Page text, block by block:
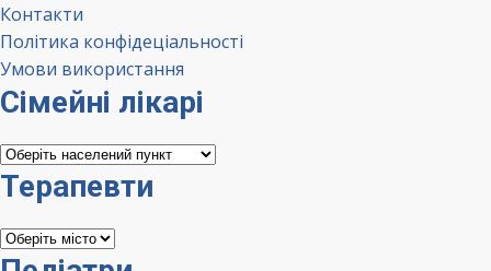
Контакти
Політика конфідеціальності
Умови використання
Сімейні лікарі
Сімейні
лікарі
Терапевти
Терапевти